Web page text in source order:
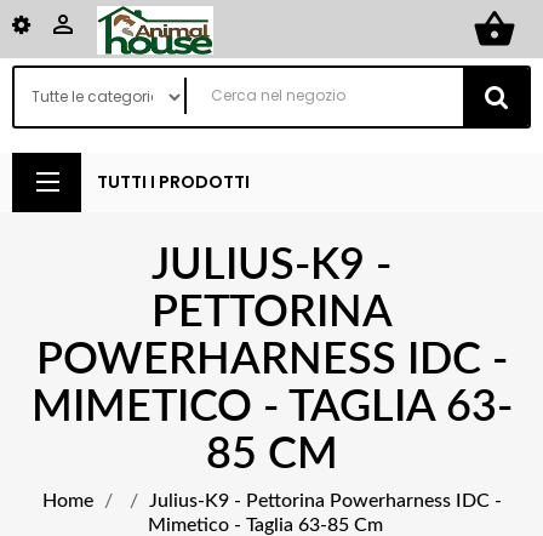
shopping_basket

TUTTI I PRODOTTI
JULIUS-K9 -
PETTORINA
POWERHARNESS IDC -
MIMETICO - TAGLIA 63-
85 CM
Home
Julius-K9 - Pettorina Powerharness IDC -
Mimetico - Taglia 63-85 Cm